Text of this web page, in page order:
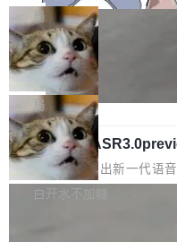
x / Harmony PC curl -fsSL
r.org/solon...
不断累积，代码仓中的模块
务逻辑等关键信息往往分散
件之中，形成高度复杂的知
代码检索手段（如关键词匹
在语法层面完成文本定位，
内涵与结构关联，导致开发
理解大规模代码仓时面临显
颈。 代码仓深度理解服务（
e深度理解服务"）是华为云
名90后算法工程师王某，为
服务器空间，删光了公司AI
数据。 王某2024年1月入职
短剧部门，有互联网大厂背
调整期间，部门三次通知全
移到B集群，王某都回复了"
数据。2024年9月3日下午4
的账号密码进入A集群，输入
称为"删库跑路"的命令——最
局
Cloudflare 分享推理优化
che 量化 + 权重压缩，吞
1%，成本降 30%
Kimi 和 GLM 是当前最强的
它们有一个共同的问题：太
的 Kimi K 系列和智谱的
oE 架构的大模型，好用到让
存永远不够用。 Cloudflare
一直在跑这些模型的推理。
局
腾讯混元 Hy
腾讯混元正式推出新一代语
3.0preview。基于最新一代
白开水不加糖